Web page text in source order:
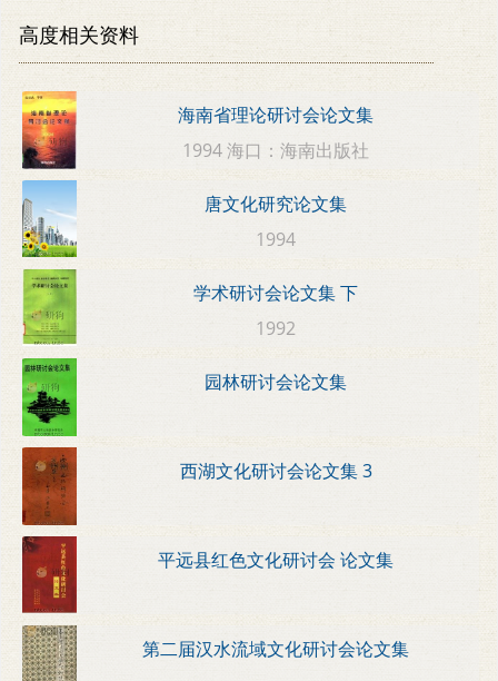
高度相关资料
海南省理论研讨会论文集
1994 海口：海南出版社
唐文化研究论文集
1994
学术研讨会论文集 下
1992
园林研讨会论文集
西湖文化研讨会论文集 3
平远县红色文化研讨会 论文集
第二届汉水流域文化研讨会论文集